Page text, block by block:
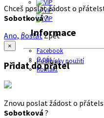
Informace
Facebook
O nás
Podmínky použití
Kontakt
Chceš poslat žádost o
Sobotková?
Ano, poslatZpět
×
Přidat do přátel
Znovu poslat žádost o
Sobotková ?